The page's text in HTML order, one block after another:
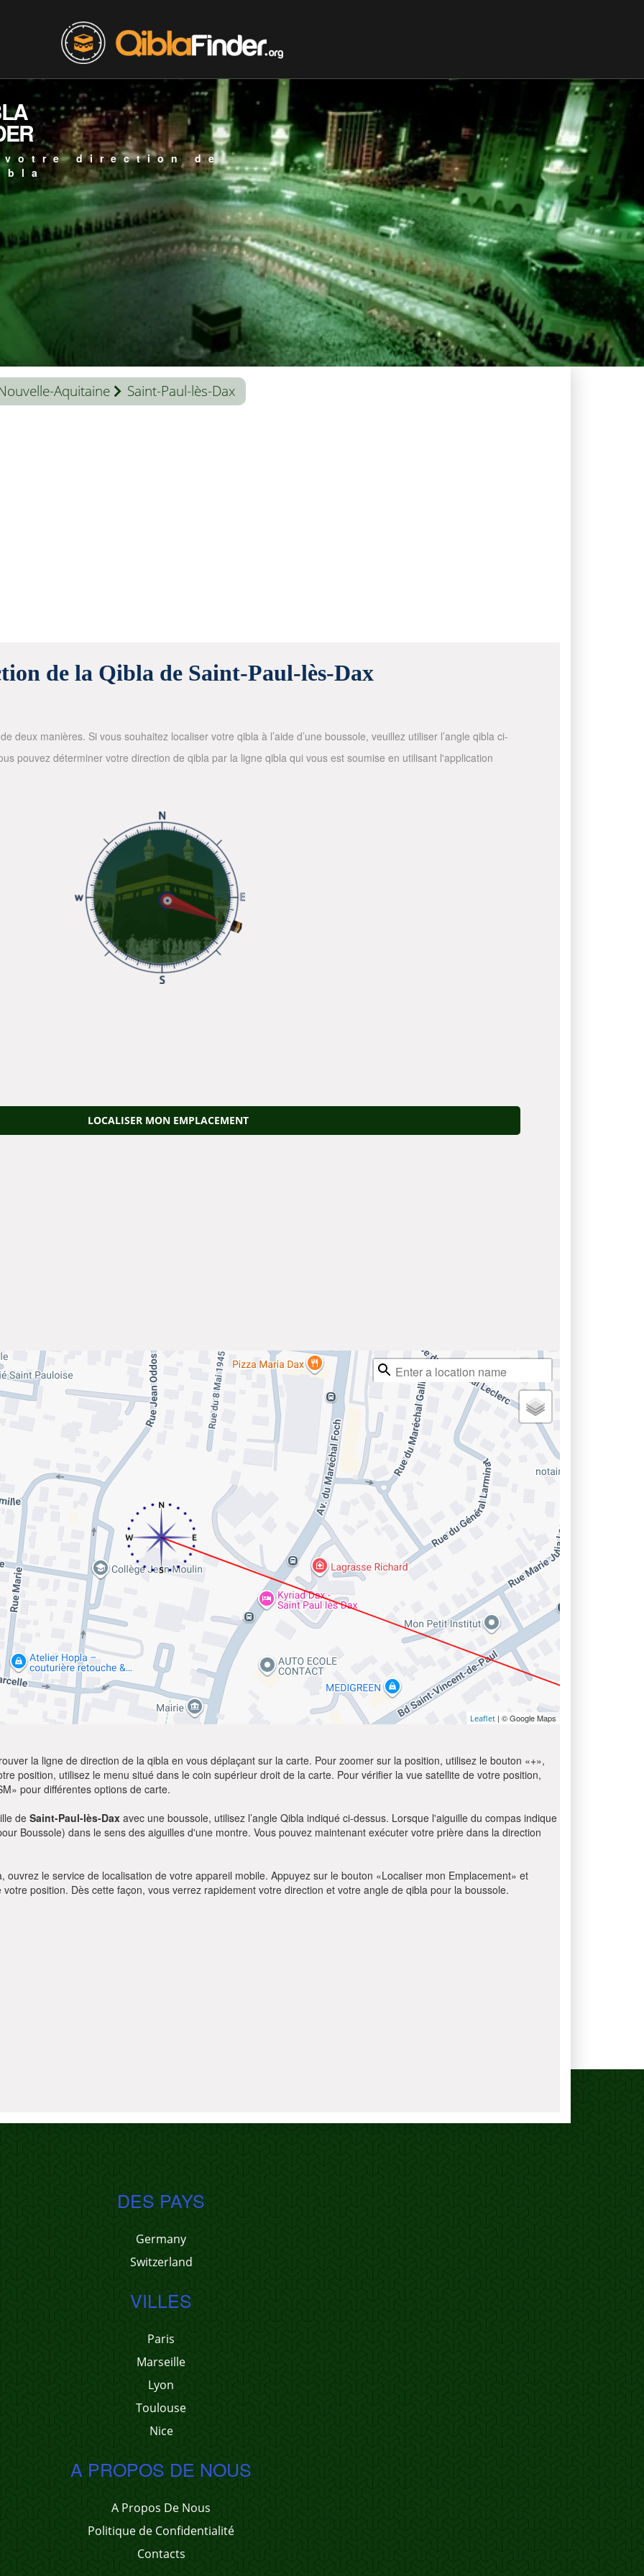
votre direction de
Aquitaine Saint-Paul-lès-Dax
de la Qibla de Saint-Paul-lès-Dax
deux manières. Si vous souhaitez localiser votre qibla à l’aide d’une boussole, veuillez utiliser l’angle qibla ci-
pouvez déterminer votre direction de qibla par la ligne qibla qui vous est soumise en utilisant l'application
LOCALISER MON EMPLACEMENT
Leaflet | © Google Maps
la ligne de direction de la qibla en vous déplaçant sur la carte. Pour zoomer sur la position, utilisez le bouton «+»,
position, utilisez le menu situé dans le coin supérieur droit de la carte. Pour vérifier la vue satellite de votre position,
pour différentes options de carte.
de Saint-Paul-lès-Dax avec une boussole, utilisez l’angle Qibla indiqué ci-dessus. Lorsque l'aiguille du compas indique
Boussole) dans le sens des aiguilles d'une montre. Vous pouvez maintenant exécuter votre prière dans la direction
le service de localisation de votre appareil mobile. Appuyez sur le bouton «Localiser mon Emplacement» et
position. Dès cette façon, vous verrez rapidement votre direction et votre angle de qibla pour la boussole.
DES PAYS
Germany
Switzerland
VILLES
Paris
Marseille
Lyon
Toulouse
Nice
A PROPOS DE NOUS
A Propos De Nous
Politique de Confidentialité
Contacts